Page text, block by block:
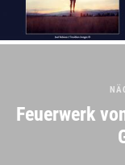
Feuerwerk